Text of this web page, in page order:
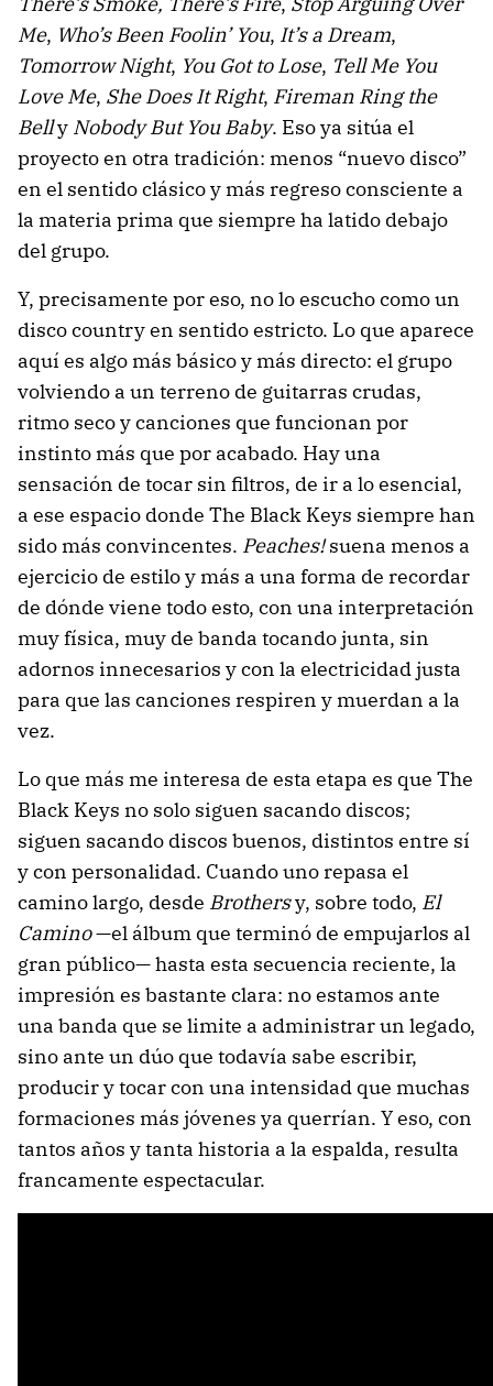
Me, Who’s Been Foolin’ You, It’s a Dream,
Tomorrow Night, You Got to Lose, Tell Me You
Love Me, She Does It Right, Fireman Ring the
Belly Nobody But You Baby. Eso ya sitúa el
proyecto en otra tradición: menos “nuevo disco”
en el sentido clásico y más regreso consciente a
la materia prima que siempre ha latido debajo
del grupo.
Y, precisamente por eso, no lo escucho como un
disco country en sentido estricto. Lo que aparece
aquí es algo más básico y más directo: el grupo
volviendo a un terreno de guitarras crudas,
ritmo seco y canciones que funcionan por
instinto más que por acabado. Hay una
sensación de tocar sin filtros, de ir a lo esencial,
a ese espacio donde The Black Keys siempre han
sido más convincentes. Peaches!suena menos a
ejercicio de estilo y más a una forma de recordar
de dónde viene todo esto, con una interpretación
muy física, muy de banda tocando junta, sin
adornos innecesarios y con la electricidad justa
para que las canciones respiren y muerdan a la
vez.
Lo que más me interesa de esta etapa es que The
Black Keys no solo siguen sacando discos;
siguen sacando discos buenos, distintos entre sí
y con personalidad. Cuando uno repasa el
camino largo, desde Brothersy, sobre todo, El
Camino—el álbum que terminó de empujarlos al
gran público— hasta esta secuencia reciente, la
impresión es bastante clara: no estamos ante
una banda que se limite a administrar un legado,
sino ante un dúo que todavía sabe escribir,
producir y tocar con una intensidad que muchas
formaciones más jóvenes ya querrían. Y eso, con
tantos años y tanta historia a la espalda, resulta
francamente espectacular.